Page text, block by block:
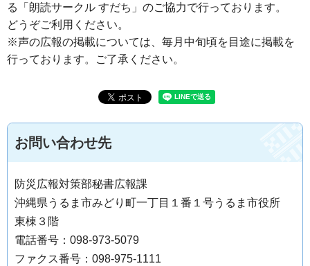
る「朗読サークル すだち」のご協力で行っております。
どうぞご利用ください。
※声の広報の掲載については、毎月中旬頃を目途に掲載を
行っております。ご了承ください。
お問い合わせ先
防災広報対策部秘書広報課
沖縄県うるま市みどり町一丁目１番１号うるま市役所
東棟３階
電話番号：098-973-5079
ファクス番号：098-975-1111